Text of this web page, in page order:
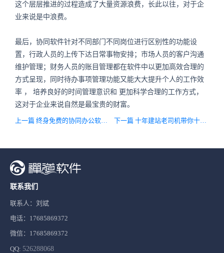
这个层层推进的过程造成了大量资源浪费，长此以往，对于企
业来说是中浪费。
最后，协同软件针对不同部门不同岗位进行区别性的功能设
置，行政人员的上传下达日常事物安排；市场人员的客户沟通
维护管理；财务人员的账目管理都在软件中以更加高效合理的
方式呈现，同时待办事项管理功能又能大大提升个人的工作效
率 ， 培养良好的时间管理意识和 更加科学合理的工作方式，
这对于企业来说自然是最宝贵的财富。
上一篇 终身免费的协同办公软件——然之 下一篇 十年建站老司机带你十分钟搭建网站
联系我们
联系人：刘斌
电话：17685869372
微信：17685869372
QQ: 526288068